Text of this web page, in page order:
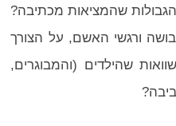
שהמציאות מכתיבה?
ורגשי האשם, על הצורך
שהילדים (והמבוגרים,